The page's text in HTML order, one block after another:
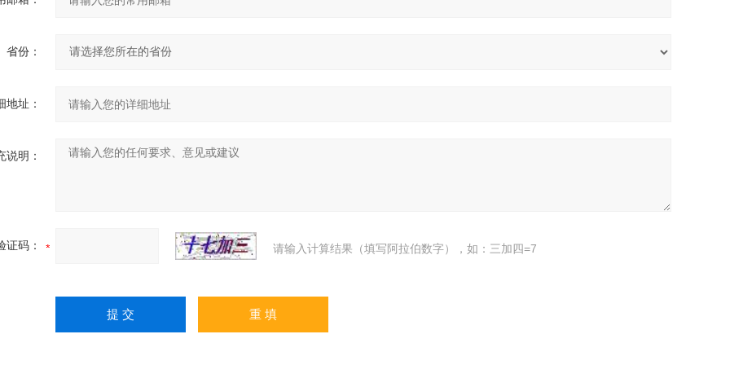
省份：
地址：
说明：
证码： 请输入计算结果（填写阿拉伯数字），如：三加四=7